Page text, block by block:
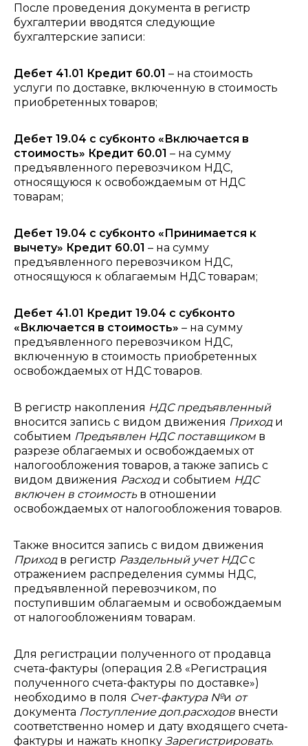
После проведения документа в регистр
бухгалтерии вводятся следующие
бухгалтерские записи:
Дебет 41.01 Кредит 60.01 – на стоимость
услуги по доставке, включенную в стоимость
приобретенных товаров;
Дебет 19.04 с субконто «Включается в
стоимость» Кредит 60.01 – на сумму
предъявленного перевозчиком НДС,
относящуюся к освобождаемым от НДС
товарам;
Дебет 19.04 с субконто «Принимается к
вычету» Кредит 60.01 – на сумму
предъявленного перевозчиком НДС,
относящуюся к облагаемым НДС товарам;
Дебет 41.01 Кредит 19.04 с субконто
«Включается в стоимость» – на сумму
предъявленного перевозчиком НДС,
включенную в стоимость приобретенных
освобождаемых от НДС товаров.
В регистр накопления НДС предъявленный
вносится запись с видом движения Приходи
событием Предъявлен НДС поставщиком в
разрезе облагаемых и освобождаемых от
налогообложения товаров, а также запись с
видом движения Расходи событием НДС
включен в стоимостьв отношении
освобождаемых от налогообложения товаров.
Также вносится запись с видом движения
Приходв регистр Раздельный учет НДСс
отражением распределения суммы НДС,
предъявленной перевозчиком, по
поступившим облагаемым и освобождаемым
от налогообложениям товарам.
Для регистрации полученного от продавца
счета-фактуры (операция 2.8 «Регистрация
полученного счета-фактуры по доставке»)
необходимо в поля Счет-фактура №и от
документа Поступление доп.расходов внести
соответственно номер и дату входящего счета-
фактуры и нажать кнопку Зарегистрировать.